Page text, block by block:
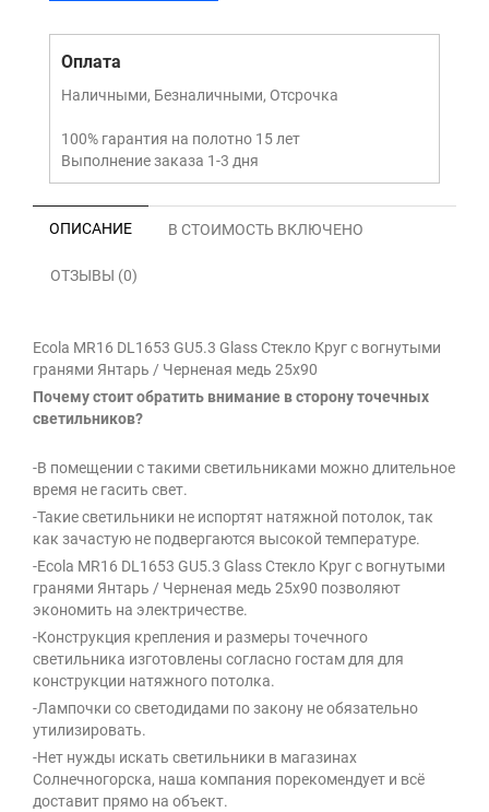
Оплата
Наличными, Безналичными, Отсрочка
100% гарантия на полотно 15 лет
Выполнение заказа 1-3 дня
ОПИСАНИЕ В СТОИМОСТЬ ВКЛЮЧЕНО
ОТЗЫВЫ (0)
Ecola MR16 DL1653 GU5.3 Glass Стекло Круг с вогнутыми
гранями Янтарь / Черненая медь 25x90
Почему стоит обратить внимание в сторону точечных
светильников?
-В помещении с такими светильниками можно длительное
время не гасить свет.
-Такие светильники не испортят натяжной потолок, так
как зачастую не подвергаются высокой температуре.
-Ecola MR16 DL1653 GU5.3 Glass Стекло Круг с вогнутыми
гранями Янтарь / Черненая медь 25x90 позволяют
экономить на электричестве.
-Конструкция крепления и размеры точечного
светильника изготовлены согласно гостам для для
конструкции натяжного потолка.
-Лампочки со светодидами по закону не обязательно
утилизировать.
-Нет нужды искать светильники в магазинах
Солнечногорска, наша компания порекомендует и всё
доставит прямо на объект.